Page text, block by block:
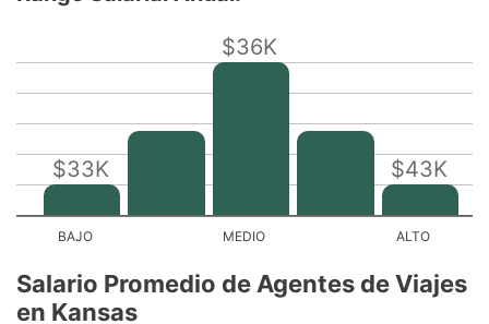
$33K
$36K
$43K
Salario Promedio de Agentes de Viajes
en Kansas